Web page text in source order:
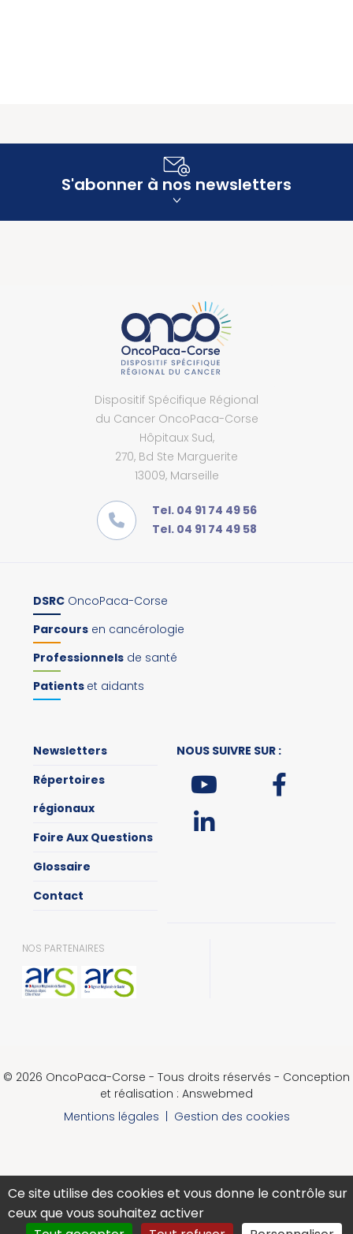
S'abonner à nos newsletters
Dispositif Spécifique Régional
du Cancer OncoPaca-Corse
Hôpitaux Sud,
270, Bd Ste Marguerite
13009, Marseille
Tel. 04 91 74 49 56
Tel. 04 91 74 49 58
DSRC OncoPaca-Corse
Parcours en cancérologie
Professionnels de santé
Patients et aidants
Newsletters
Répertoires
régionaux
Foire Aux Questions
Glossaire
Contact
NOUS SUIVRE SUR :
NOS PARTENAIRES
© 2026 OncoPaca-Corse - Tous droits réservés - Conception
et réalisation : Answebmed
Mentions légales
Gestion des cookies
Ce site utilise des cookies et vous donne le contrôle sur
ceux que vous souhaitez activer